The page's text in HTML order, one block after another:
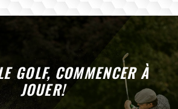
GOLF, COMMENCER À
JOUER!